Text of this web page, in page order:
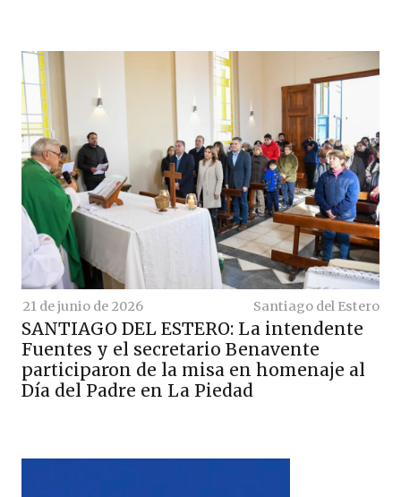
21 de junio de 2026 Santiago del Estero
SANTIAGO DEL ESTERO: La intendente
Fuentes y el secretario Benavente
participaron de la misa en homenaje al
Día del Padre en La Piedad